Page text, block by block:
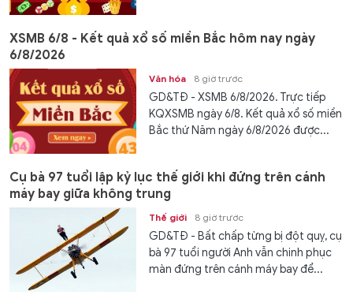
XSMB 6/8 - Kết quả xổ số miền Bắc hôm nay ngày
6/8/2026
Văn hóa 8 giờ trước
GD&TĐ - XSMB 6/8/2026. Trực tiếp
KQXSMB ngày 6/8. Kết quả xổ số miền
Bắc thứ Năm ngày 6/8/2026 được...
Cụ bà 97 tuổi lập kỷ lục thế giới khi đứng trên cánh
máy bay giữa không trung
Thế giới 8 giờ trước
GD&TĐ - Bất chấp từng bị đột quỵ, cụ
bà 97 tuổi người Anh vẫn chinh phục
màn đứng trên cánh máy bay để...